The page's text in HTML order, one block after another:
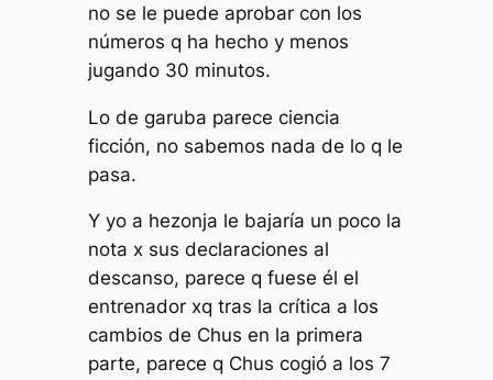
no se le puede aprobar con los
números q ha hecho y menos
jugando 30 minutos.
Lo de garuba parece ciencia
ficción, no sabemos nada de lo q le
pasa.
Y yo a hezonja le bajaría un poco la
nota x sus declaraciones al
descanso, parece q fuese él el
entrenador xq tras la crítica a los
cambios de Chus en la primera
parte, parece q Chus cogió a los 7